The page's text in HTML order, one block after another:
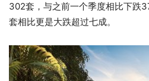
302套，与之前一个季度相比下跌
套相比更是大跌超过七成。